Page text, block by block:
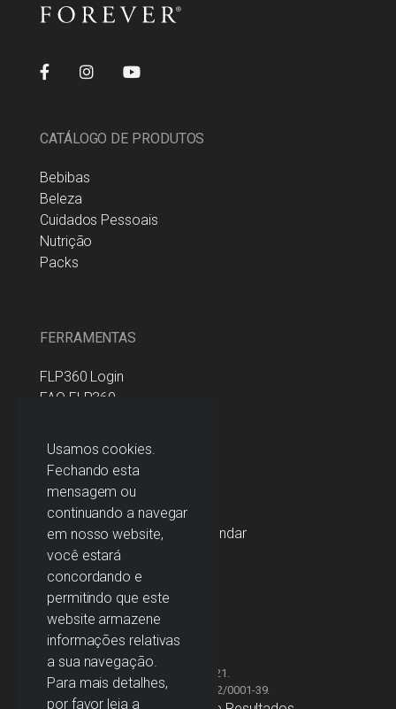
Usamos cookies.
Fechando esta
mensagem ou
continuando a navegar
em nosso website,
você estará
concordando e
permitindo que este
website armazene
informações relativas
a sua navegação.
Para mais detalhes,
por favor leia a
CATÁLOGO DE PRODUTOS
Bebibas
Beleza
Cuidados Pessoais
Nutrição
Packs
FERRAMENTAS
FLP360 Login
FAQ FLP360
ENDEREÇO
Rua da Passagem, 123 - 2º andar
Botafogo
Rio de Janeiro - RJ
CEP: 22290-031
Forever Living Products Brasil © 2021.
Inscrita no CNPJ sob o n° 74.036.112/0001-39.